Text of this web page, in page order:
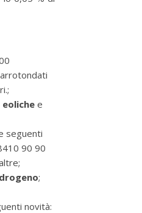
e
seguenti
90 90
;
novità: